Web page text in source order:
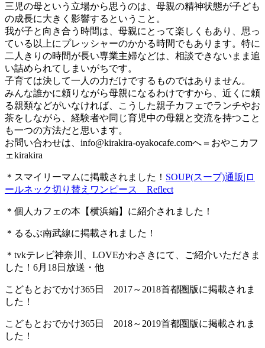
三児の母という立場から思うのは、母親の精神状態が子ども
の成長に大きく影響するということ。
我が子と向き合う時間は、母親にとって楽しくもあり、思っ
ている以上にプレッシャーのかかる時間でもあります。特に
二人きりの時間が長い専業主婦などは、相談できないまま追
い詰められてしまいがちです。
子育ては決して一人の力だけでするものではありません。
みんな誰かに頼りながら母親になるわけですから、近くに頼
る親類などがいなければ、こうした親子カフェでランチやお
茶をしながら、経験者や同じ育児中の母親と交流を持つこと
も一つの方法だと思います。
お問い合わせは、 info@kirakira-oyakocafe.comへ＝おやこカフ
ェkirakira
＊スマイリーマムに掲載されました！ SOUP(スープ)通販|ロ
ールネック切り替えワンピース Reflect
＊個人カフェの本【横浜編】に紹介されました！
＊るるぶ南武線に掲載されました！
＊tvkテレビ神奈川、LOVEかわさきにて、ご紹介いただきま
した！6月18日放送・他
こどもとおでかけ365日 2017～2018首都圏版に掲載されま
した！
こどもとおでかけ365日 2018～2019首都圏版に掲載されま
した！